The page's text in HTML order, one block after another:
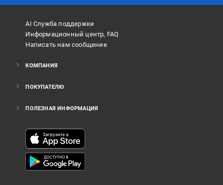
AI Служба поддержки
Информационный центр, FAQ
Написать нам сообщение
КОМПАНИЯ
ПОКУПАТЕЛЮ
ПОЛЕЗНАЯ ИНФОРМАЦИЯ